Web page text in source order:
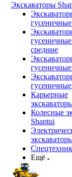
Экскаваторы
средние
Карьерные
Колесные
Shantui
Ещё